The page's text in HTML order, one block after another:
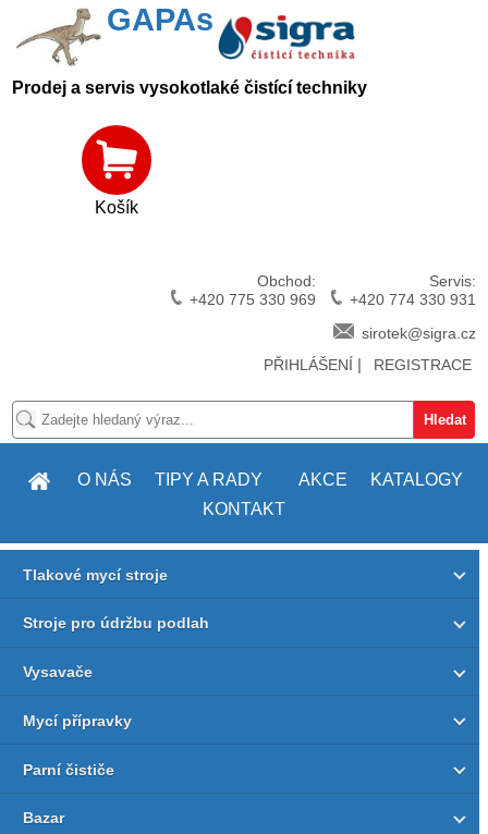
GAPAs
Prodej a servis vysokotlaké čistící techniky
Obchod:
+420 775 330 969
Servis:
+420 774 330 931
sirotek@sigra.cz
PŘIHLÁŠENÍ | REGISTRACE
Košík
O NÁS TIPY A RADY AKCE
KATALOGY
KONTAKT
Tlakové mycí stroje
Stroje pro údržbu podlah
Vysavače
Mycí přípravky
Parní čističe
Bazar